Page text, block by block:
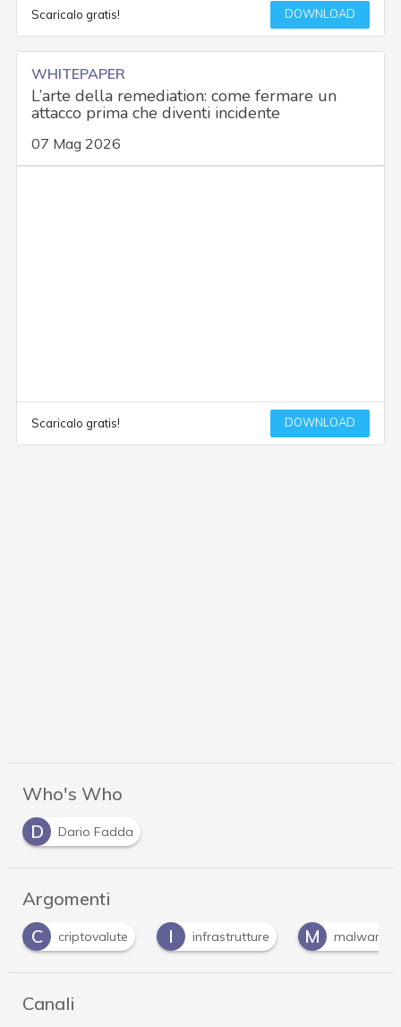
Scaricalo gratis! DOWNLOAD
WHITEPAPER
L’arte della remediation: come fermare un
attacco prima che diventi incidente
07 Mag 2026
Scaricalo gratis! DOWNLOAD
Who's Who
D
Dario Fadda
Argomenti
criptovalute infrastrutture malware
Canali